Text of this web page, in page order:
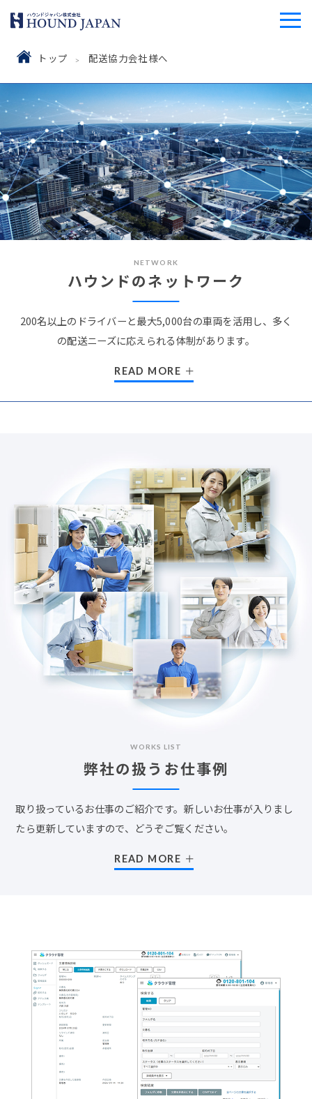
トップ 配送協力会社様へ
NETWORK
ハウンドのネットワーク
200名以上のドライバーと最大5,000台の車両を活用し、 多く
の配送ニーズに応えられる体制があります。
READ MORE
WORKS LIST
弊社の扱うお仕事例
取り扱っているお仕事のご紹介です。新しいお仕事が入りまし
たら更新していますので、どうぞご覧ください。
READ MORE